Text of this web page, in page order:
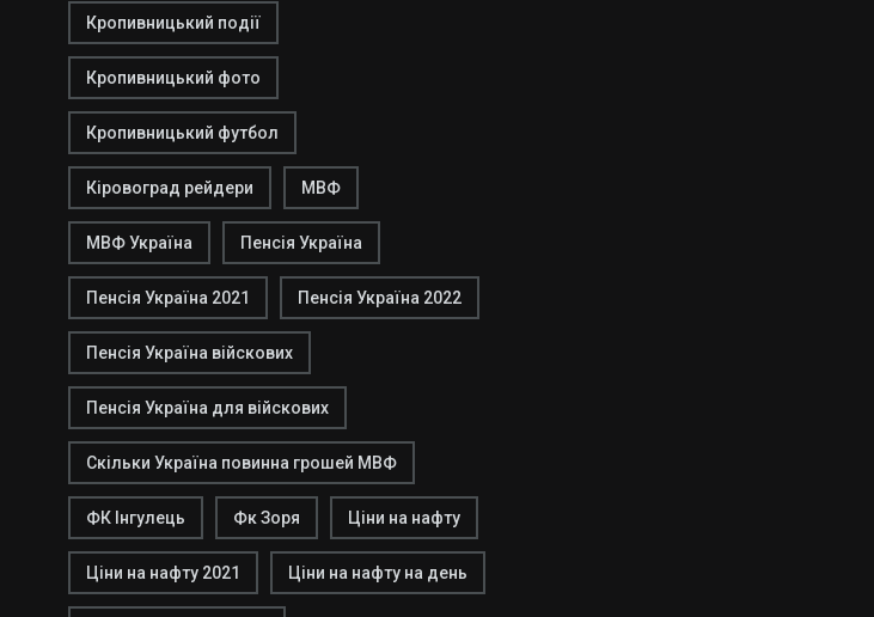
Кропивницький події
Кропивницький фото
Кропивницький футбол
Кіровоград рейдери МВФ
МВФ Україна Пенсія Україна
Пенсія Україна 2021 Пенсія Україна 2022
Пенсія Україна війскових
Пенсія Україна для війскових
Скільки Україна повинна грошей МВФ
ФК Інгулець Фк Зоря Ціни на нафту
Ціни на нафту 2021 Ціни на нафту на день